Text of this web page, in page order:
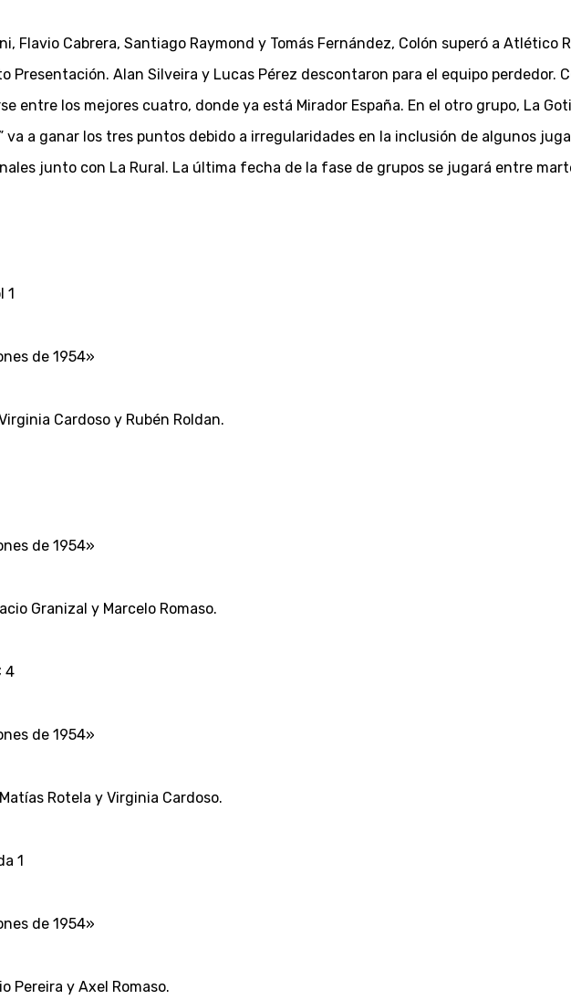
Flavio Cabrera, Santiago Raymond y Tomás Fernández, Colón superó a Atlético
Presentación. Alan Silveira y Lucas Pérez descontaron para el equipo perdedor.
entre los mejores cuatro, donde ya está Mirador España. En el otro grupo, La
va a ganar los tres puntos debido a irregularidades en la inclusión de algunos
junto con La Rural. La última fecha de la fase de grupos se jugará entre
1
de 1954»
Cardoso y Rubén Roldan.
de 1954»
Granizal y Marcelo Romaso.
4
de 1954»
Rotela y Virginia Cardoso.
1
de 1954»
Pereira y Axel Romaso.